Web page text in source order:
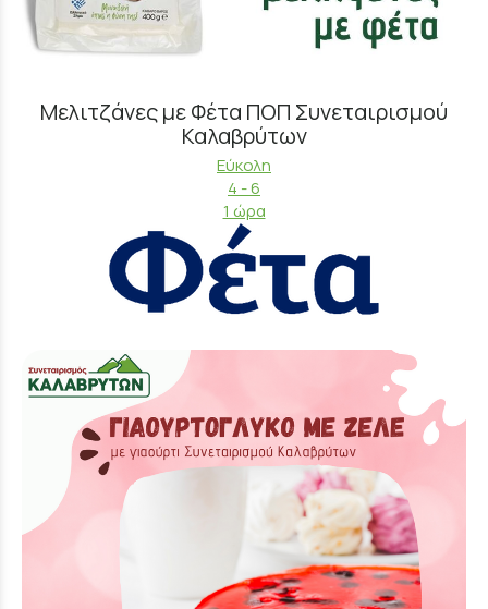
Μελιτζάνες με Φέτα ΠΟΠ Συνεταιρισμού
Καλαβρύτων
Εύκολη
4 - 6
1 ώρα